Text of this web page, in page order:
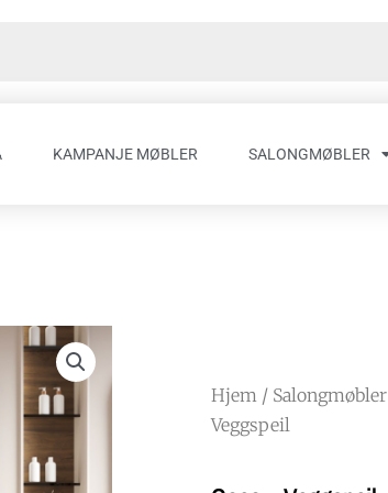
KAMPANJE MØBLER SALONGMØBLER
Hjem / Salongmøbler
Veggspeil